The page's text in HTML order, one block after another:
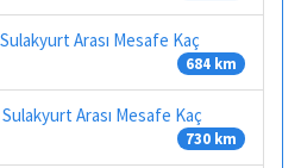
Arası Mesafe Kaç
684 km
Arası Mesafe Kaç
730 km